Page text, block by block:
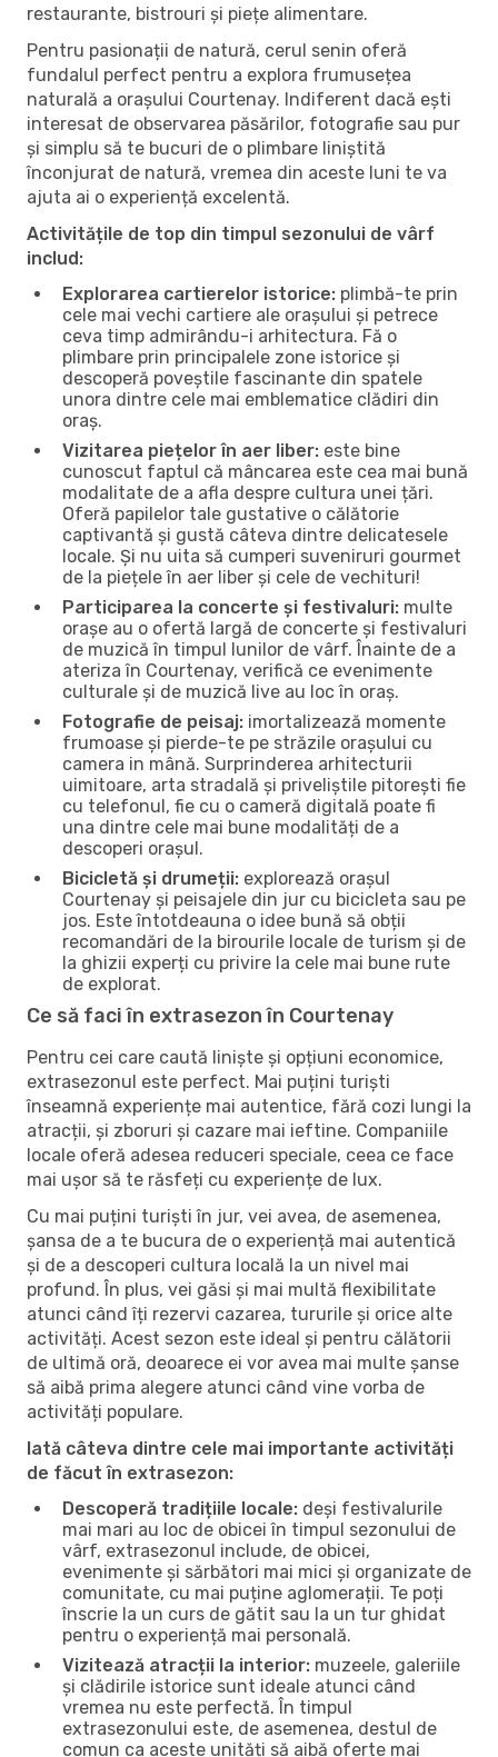
restaurante, bistrouri și piețe alimentare.
Pentru pasionații de natură, cerul senin oferă
fundalul perfect pentru a explora frumusețea
naturală a orașului Courtenay. Indiferent dacă ești
interesat de observarea păsărilor, fotografie sau pur
și simplu să te bucuri de o plimbare liniștită
înconjurat de natură, vremea din aceste luni te va
ajuta ai o experiență excelentă.
Activitățile de top din timpul sezonului de vârf
includ:
Explorarea cartierelor istorice: plimbă-te prin
cele mai vechi cartiere ale orașului și petrece
ceva timp admirându-i arhitectura. Fă o
plimbare prin principalele zone istorice și
descoperă poveștile fascinante din spatele
unora dintre cele mai emblematice clădiri din
oraș.
Vizitarea piețelor în aer liber: este bine
cunoscut faptul că mâncarea este cea mai bună
modalitate de a afla despre cultura unei țări.
Oferă papilelor tale gustative o călătorie
captivantă și gustă câteva dintre delicatesele
locale. Și nu uita să cumperi suveniruri gourmet
de la piețele în aer liber și cele de vechituri!
Participarea la concerte și festivaluri: multe
orașe au o ofertă largă de concerte și festivaluri
de muzică în timpul lunilor de vârf. Înainte de a
ateriza în Courtenay, verifică ce evenimente
culturale și de muzică live au loc în oraș.
Fotografie de peisaj: imortalizează momente
frumoase și pierde-te pe străzile orașului cu
camera in mână. Surprinderea arhitecturii
uimitoare, arta stradală și priveliștile pitorești fie
cu telefonul, fie cu o cameră digitală poate fi
una dintre cele mai bune modalități de a
descoperi orașul.
Bicicletă și drumeții: explorează orașul
Courtenay și peisajele din jur cu bicicleta sau pe
jos. Este întotdeauna o idee bună să obții
recomandări de la birourile locale de turism și de
la ghizii experți cu privire la cele mai bune rute
de explorat.
Ce să faci în extrasezon în Courtenay
Pentru cei care caută liniște și opțiuni economice,
extrasezonul este perfect. Mai puțini turiști
înseamnă experiențe mai autentice, fără cozi lungi la
atracții, și zboruri și cazare mai ieftine. Companiile
locale oferă adesea reduceri speciale, ceea ce face
mai ușor să te răsfeți cu experiențe de lux.
Cu mai puțini turiști în jur, vei avea, de asemenea,
șansa de a te bucura de o experiență mai autentică
și de a descoperi cultura locală la un nivel mai
profund. În plus, vei găsi și mai multă flexibilitate
atunci când îți rezervi cazarea, tururile și orice alte
activități. Acest sezon este ideal și pentru călătorii
de ultimă oră, deoarece ei vor avea mai multe șanse
să aibă prima alegere atunci când vine vorba de
activități populare.
Iată câteva dintre cele mai importante activități
de făcut în extrasezon:
Descoperă tradițiile locale: deși festivalurile
mai mari au loc de obicei în timpul sezonului de
vârf, extrasezonul include, de obicei,
evenimente și sărbători mai mici și organizate de
comunitate, cu mai puține aglomerații. Te poți
înscrie la un curs de gătit sau la un tur ghidat
pentru o experiență mai personală.
Vizitează atracții la interior: muzeele, galeriile
și clădirile istorice sunt ideale atunci când
vremea nu este perfectă. În timpul
extrasezonului este, de asemenea, destul de
comun ca aceste unități să aibă oferte mai